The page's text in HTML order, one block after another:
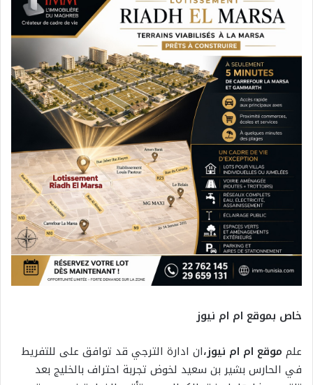
خاص بموقع ام ام نيوز
علم موقع ام ام نيوز،ان ادارة الترجي قد توافق على للتفريط
في الحارس بشير بن سعيد لخوض تجربة احتراف بالخليج بعد